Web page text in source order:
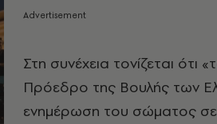
Στη συνέχεια τονίζεται ότι
Πρόεδρο της Βουλής των
ενημέρωση του σώματος